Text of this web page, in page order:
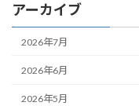
アーカイブ
2026年7月
2026年6月
2026年5月